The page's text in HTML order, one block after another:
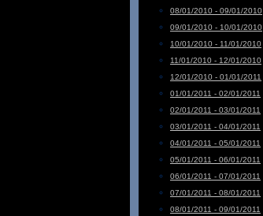
08/01/2010 - 09/01/2010
09/01/2010 - 10/01/2010
10/01/2010 - 11/01/2010
11/01/2010 - 12/01/2010
12/01/2010 - 01/01/2011
01/01/2011 - 02/01/2011
02/01/2011 - 03/01/2011
03/01/2011 - 04/01/2011
04/01/2011 - 05/01/2011
05/01/2011 - 06/01/2011
06/01/2011 - 07/01/2011
07/01/2011 - 08/01/2011
08/01/2011 - 09/01/2011